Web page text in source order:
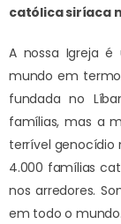
católica siríaca
A nossa Igreja
mundo em
fundada no
famílias, mas a
terrível genocídio
4.000 famílias
nos arredores.
em todo o mundo.